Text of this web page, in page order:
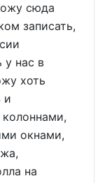
сюда
записать,
у нас в
хоть
и
окнами,
на